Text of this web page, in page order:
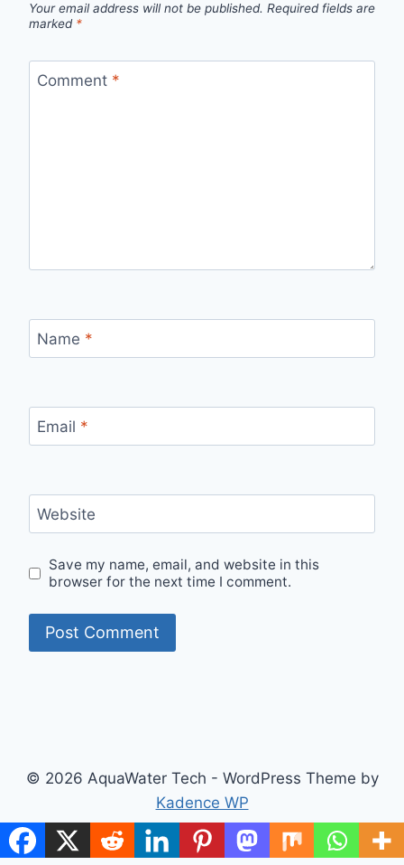
Your email address will not be published. Required fields are
marked *
Comment *
Name *
Email *
Website
Save my name, email, and website in this
browser for the next time I comment.
© 2026 AquaWater Tech - WordPress Theme by
Kadence WP